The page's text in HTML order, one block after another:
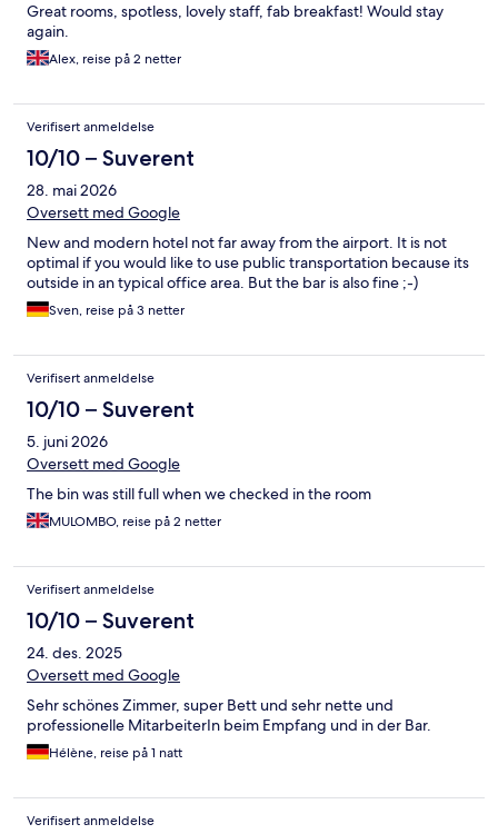
Great rooms, spotless, lovely staff, fab breakfast! Would stay
again.
Alex, reise på 2 netter
Verifisert anmeldelse
10/10 – Suverent
28. mai 2026
Oversett med Google
New and modern hotel not far away from the airport. It is not
optimal if you would like to use public transportation because its
outside in an typical office area. But the bar is also fine ;-)
Sven, reise på 3 netter
Verifisert anmeldelse
10/10 – Suverent
5. juni 2026
Oversett med Google
The bin was still full when we checked in the room
MULOMBO, reise på 2 netter
Verifisert anmeldelse
10/10 – Suverent
24. des. 2025
Oversett med Google
Sehr schönes Zimmer, super Bett und sehr nette und
professionelle MitarbeiterIn beim Empfang und in der Bar.
Hélène, reise på 1 natt
Verifisert anmeldelse